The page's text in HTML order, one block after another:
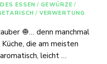
ESSEN / GEWÜRZE /
/ VERWERTUNG
🧅… denn manchmal
die am meisten
leicht …